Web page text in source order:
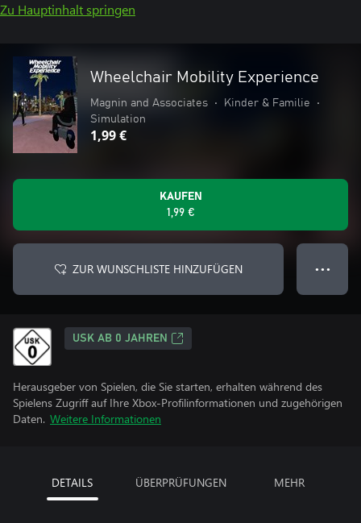
Zu Hauptinhalt springen
Wheelchair Mobility Experience
Magnin and Associates • Kinder & Familie
•
Simulation
1,99 €
KAUFEN
1,99 €
ZUR WUNSCHLISTE HINZUFÜGEN ● ● ●
USK AB 0 JAHREN
Herausgeber von Spielen, die Sie starten, erhalten während des
Spielens Zugriff auf Ihre Xbox-Profilinformationen und zugehörigen
Daten. Weitere Informationen
DETAILS ÜBERPRÜFUNGEN MEHR